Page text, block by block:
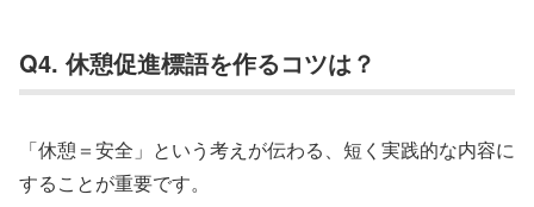
Q4. 休憩促進標語を作るコツは？
「休憩＝安全」という考えが伝わる、短く実践的な内容に
することが重要です。